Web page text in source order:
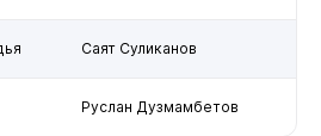
Саят Суликанов
Руслан Дузмамбетов